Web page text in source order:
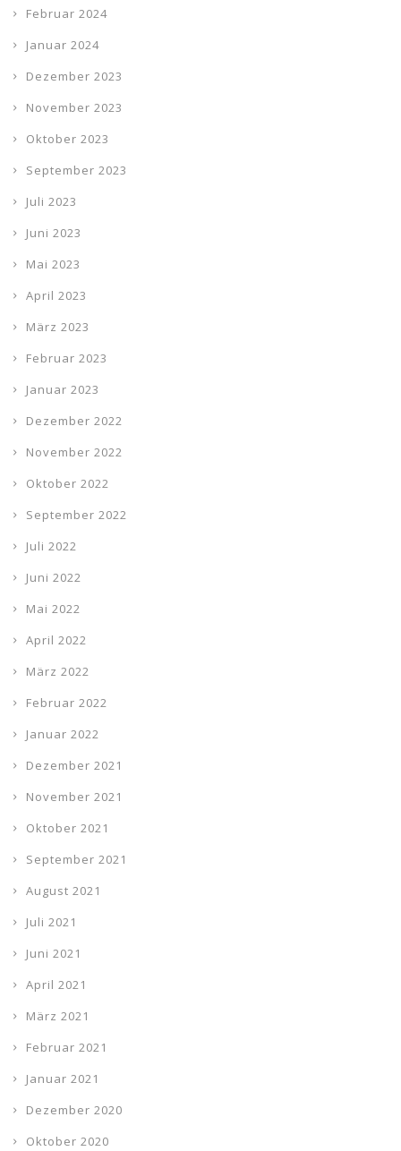
Februar 2024
Januar 2024
Dezember 2023
November 2023
Oktober 2023
September 2023
Juli 2023
Juni 2023
Mai 2023
April 2023
März 2023
Februar 2023
Januar 2023
Dezember 2022
November 2022
Oktober 2022
September 2022
Juli 2022
Juni 2022
Mai 2022
April 2022
März 2022
Februar 2022
Januar 2022
Dezember 2021
November 2021
Oktober 2021
September 2021
August 2021
Juli 2021
Juni 2021
April 2021
März 2021
Februar 2021
Januar 2021
Dezember 2020
Oktober 2020